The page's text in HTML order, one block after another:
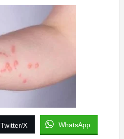
Twitter/X WhatsApp